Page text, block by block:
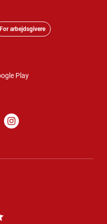
For arbejdsgivere